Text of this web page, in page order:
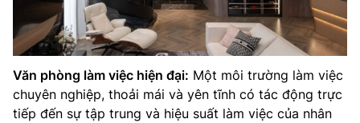
Văn phòng làm việc hiện đại: Một môi trường làm việc
chuyên nghiệp, thoải mái và yên tĩnh có tác động trực
tiếp đến sự tập trung và hiệu suất làm việc của nhân